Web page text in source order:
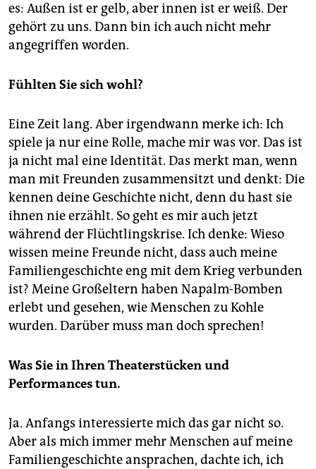
es: Außen ist er gelb, aber innen ist er weiß. Der
gehört zu uns. Dann bin ich auch nicht mehr
angegriffen worden.
Fühlten Sie sich wohl?
Eine Zeit lang. Aber irgendwann merke ich: Ich
spiele ja nur eine Rolle, mache mir was vor. Das ist
ja nicht mal eine Identität. Das merkt man, wenn
man mit Freunden zusammensitzt und denkt: Die
kennen deine Geschichte nicht, denn du hast sie
ihnen nie erzählt. So geht es mir auch jetzt
während der Flüchtlingskrise. Ich denke: Wieso
wissen meine Freunde nicht, dass auch meine
Familiengeschichte eng mit dem Krieg verbunden
ist? Meine Großeltern haben Napalm-Bomben
erlebt und gesehen, wie Menschen zu Kohle
wurden. Darüber muss man doch sprechen!
Was Sie in Ihren Theaterstücken und
Performances tun.
Ja. Anfangs interessierte mich das gar nicht so.
Aber als mich immer mehr Menschen auf meine
Familiengeschichte ansprachen, dachte ich, ich